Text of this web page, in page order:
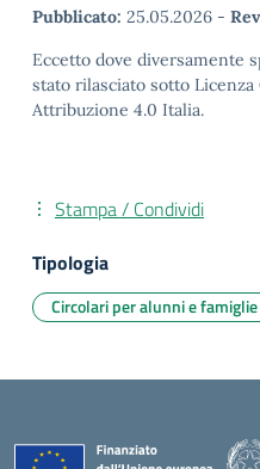
Pubblicato: 25.05.2026 -
Eccetto dove diversamente
stato rilasciato sotto
Attribuzione 4.0 Italia.
Stampa / Condividi
Tipologia
Circolari per alunni e famiglie